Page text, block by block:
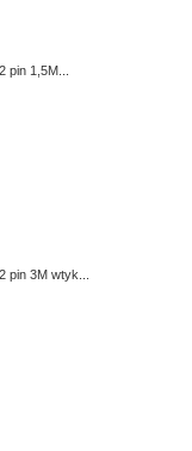
pin 1,5M...
pin 3M wtyk...